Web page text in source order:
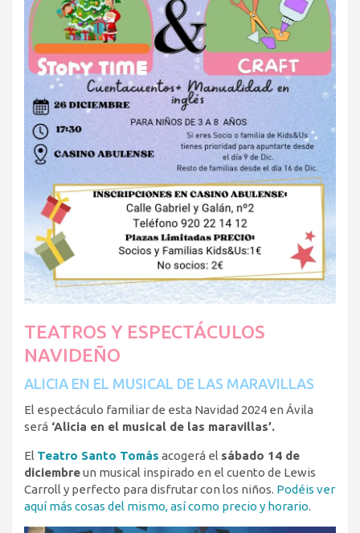
TEATROS Y ESPECTÁCULOS
NAVIDEÑO
ALICIA EN EL MUSICAL DE LAS MARAVILLAS
El espectáculo familiar de esta Navidad 2024 en Ávila
será ‘Alicia en el musical de las maravillas’.
El Teatro Santo Tomás acogerá el sábado 14 de
diciembreun musical inspirado en el cuento de Lewis
Carroll y perfecto para disfrutar con los niños. Podéis ver
aquí más cosas del mismo, así como precio y horario.